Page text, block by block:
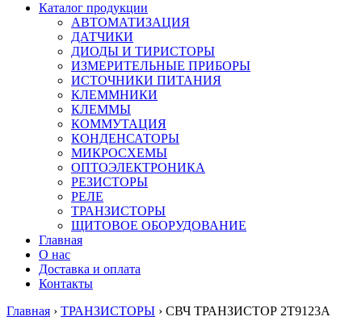
Каталог продукции
АВТОМАТИЗАЦИЯ
ДАТЧИКИ
ДИОДЫ И ТИРИСТОРЫ
ИЗМЕРИТЕЛЬНЫЕ ПРИБОРЫ
ИСТОЧНИКИ ПИТАНИЯ
КЛЕММНИКИ
КЛЕММЫ
КОММУТАЦИЯ
КОНДЕНСАТОРЫ
МИКРОСХЕМЫ
ОПТОЭЛЕКТРОНИКА
РЕЗИСТОРЫ
РЕЛЕ
ТРАНЗИСТОРЫ
ЩИТОВОЕ ОБОРУДОВАНИЕ
Главная
О нас
Доставка и оплата
Контакты
Главная › ТРАНЗИСТОРЫ › СВЧ ТРАНЗИСТОР 2Т9123А